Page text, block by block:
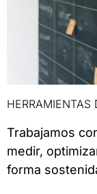
HERRAMIENTAS
Trabajamos
medir,
forma